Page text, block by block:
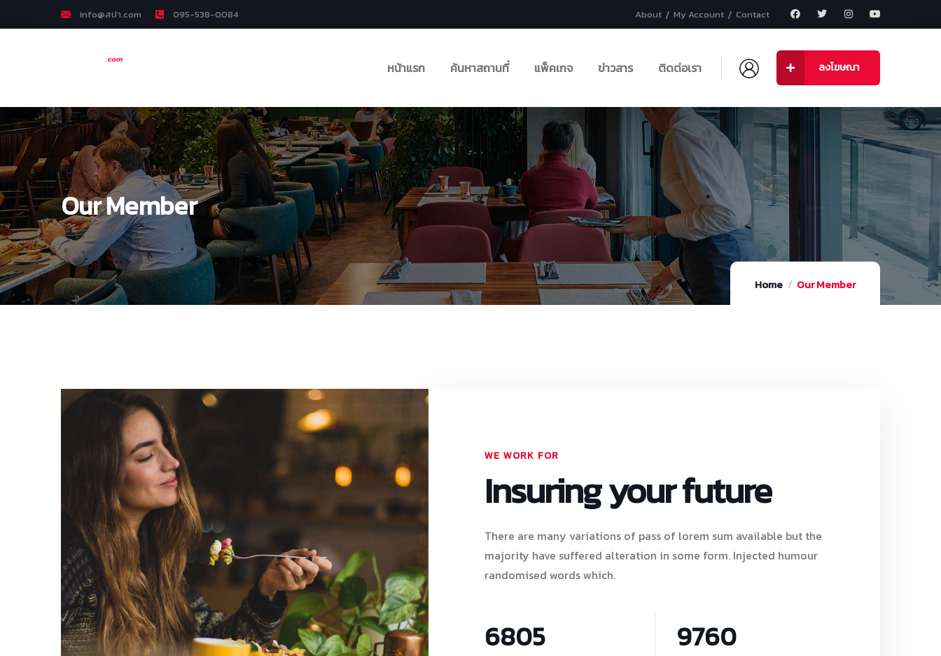
info@สปา.com 095-538-0084 About My Account Contact
หน้าแรก ค้นหาสถานที่ แพ็คเกจ ข่าวสาร ติดต่อเรา ลงโฆษณา
Our Member
Home Our Member
WE WORK FOR
Insuring your future
There are many variations of pass of lorem sum available but the
majority have suffered alteration in some form. Injected humour
randomised words which.
6805 9760